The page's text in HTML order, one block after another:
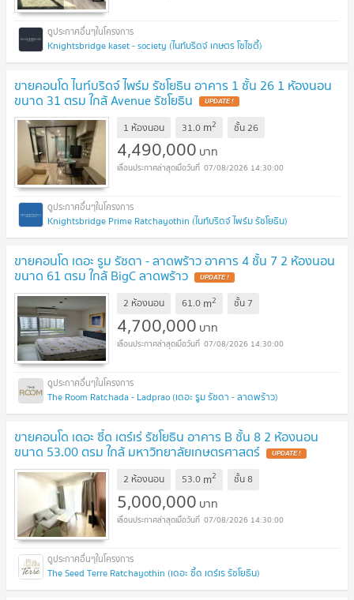
Knightsbridge kaset - society (ไนท์บริดจ์ เกษตร โซไซตี้)
ขายคอนโด ไนท์บริดจ์ ไพร์ม รัชโยธิน อาคาร 1 ชั้น 26 1 ห้องนอน
ขนาด 31 ตรม ใกล้ Avenue รัชโยธิน
1 ห้องนอน 31.0 m2 ชั้น26
4,490,000 บาท
07/08/2026 14:30:00
Knightsbridge Prime Ratchayothin (ไนท์บริดจ์ ไพร์ม รัชโยธิน)
ขายคอนโด เดอะ รูม รัชดา - ลาดพร้าว อาคาร 4 ชั้น 7 2 ห้องนอน
ขนาด 61 ตรม ใกล้ BigC ลาดพร้าว
2 ห้องนอน 61.0 m2 ชั้น 7
4,700,000 บาท
07/08/2026 14:30:00
The Room Ratchada - Ladprao (เดอะ รูม รัชดา - ลาดพร้าว)
ขายคอนโด เดอะ ซี้ด เตร์เร่ รัชโยธิน อาคาร B ชั้น 8 2 ห้องนอน
ขนาด 53.00 ตรม ใกล้ มหาวิทยาลัยเกษตรศาสตร์
2 ห้องนอน 53.0 m2 ชั้น8
5,000,000 บาท
07/08/2026 14:30:00
The Seed Terre Ratchayothin (เดอะ ซี้ด เตร์เร รัชโยธิน)